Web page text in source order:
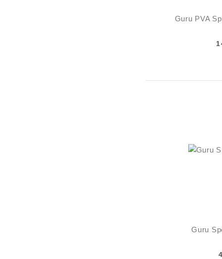
Guru PVA
Guru